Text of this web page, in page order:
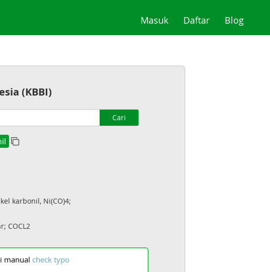
Masuk(current)
Daftar(current)
Blog
(KBBI)
Cari
karbonil, Ni(CO)4;
COCL2
manual check typo